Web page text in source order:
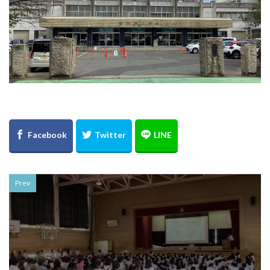
Prev